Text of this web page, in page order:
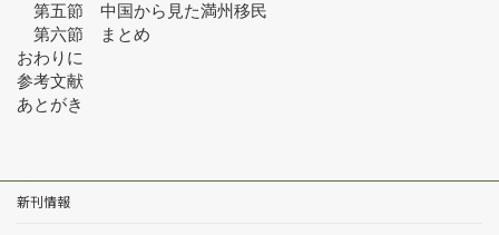
第五節　中国から見た満州移民
第六節　まとめ
おわりに
参考文献
あとがき
新刊情報